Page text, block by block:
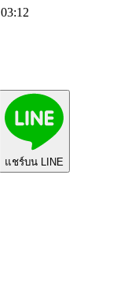
03:12
แชร์บน LINE